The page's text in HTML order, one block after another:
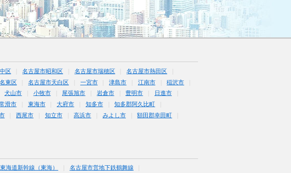
区 名古屋市昭和区 名古屋市瑞穂区
名古屋市熱田区
東区 名古屋市天白区 一宮市 津島市 江南市
稲沢市
犬山市 小牧市 尾張旭市 岩倉市 豊明市
日進市
滑市 東海市 大府市 知多市
知多郡阿久比町
西尾市 知立市 高浜市 みよし市
額田郡幸田町
東海道新幹線（東海）
名古屋市営地下鉄鶴舞線